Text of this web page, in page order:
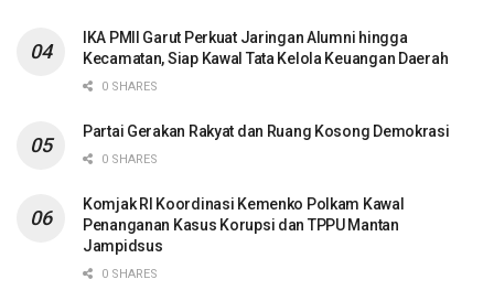
IKA PMII Garut Perkuat Jaringan Alumni hingga
Kecamatan, Siap Kawal Tata Kelola Keuangan Daerah
0 SHARES
Partai Gerakan Rakyat dan Ruang Kosong Demokrasi
0 SHARES
Komjak RI Koordinasi Kemenko Polkam Kawal
Penanganan Kasus Korupsi dan TPPU Mantan
Jampidsus
0 SHARES